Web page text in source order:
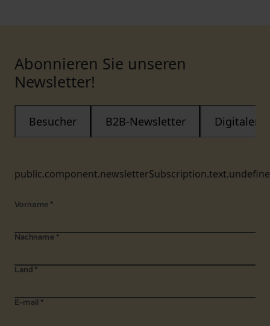
Abonnieren Sie unseren
Newsletter!
Besucher B2B-Newsletter Digitaler
Vorname *
Nachname *
Land *
E-mail *